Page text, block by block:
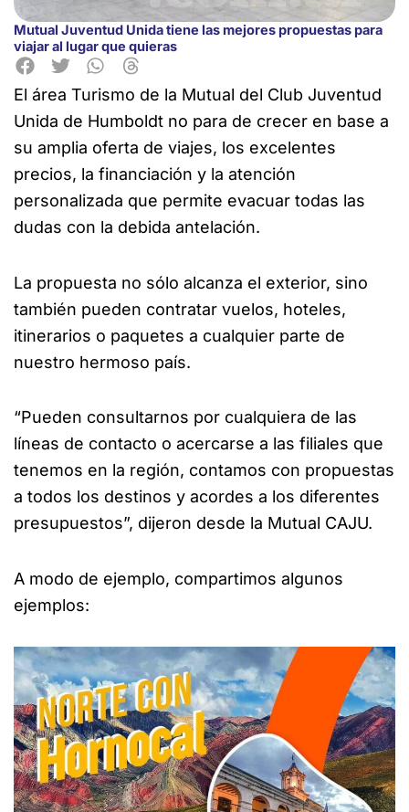
Mutual Juventud Unida tiene las mejores propuestas para
viajar al lugar que quieras
El área Turismo de la Mutual del Club Juventud
Unida de Humboldt no para de crecer en base a
su amplia oferta de viajes, los excelentes
precios, la financiación y la atención
personalizada que permite evacuar todas las
dudas con la debida antelación.
La propuesta no sólo alcanza el exterior, sino
también pueden contratar vuelos, hoteles,
itinerarios o paquetes a cualquier parte de
nuestro hermoso país.
“Pueden consultarnos por cualquiera de las
líneas de contacto o acercarse a las filiales que
tenemos en la región, contamos con propuestas
a todos los destinos y acordes a los diferentes
presupuestos”, dijeron desde la Mutual CAJU.
A modo de ejemplo, compartimos algunos
ejemplos: